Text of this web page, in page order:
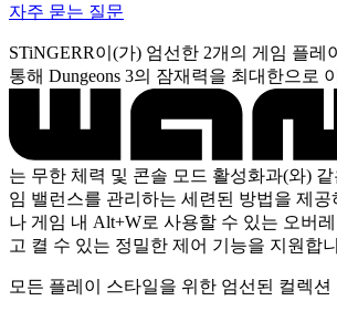
자주 묻는 질문
STiNGERR이(가) 엄선한 2개의 게임 플레
통해 Dungeons 3의 잠재력을 최대한으로
는 무한 체력 및 콘솔 모드 활성화과(와) 같
임 밸런스를 관리하는 세련된 방법을 제공
나 게임 내 Alt+W로 사용할 수 있는 오버
고 켤 수 있는 정밀한 제어 기능을 지원합
모든 플레이 스타일을 위한 엄선된 컬렉션